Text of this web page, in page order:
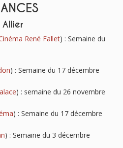
Allier
René Fallet) : Semaine du
) : Semaine du 17 décembre
) : semaine du 26 novembre
) : Semaine du 17 décembre
) : Semaine du 3 décembre